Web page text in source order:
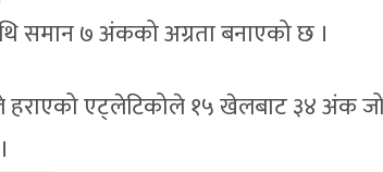
समान ७ अंकको अग्रता बनाएको छ ।
हराएको एट्लेटिकोले १५ खेलबाट ३४ अंक